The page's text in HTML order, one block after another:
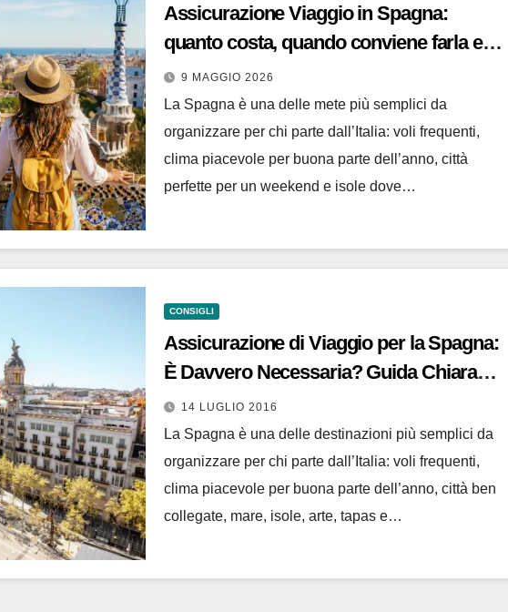
Assicurazione Viaggio in Spagna:
quanto costa, quando conviene farla e
come risparmiare prima di partire
9 MAGGIO 2026
La Spagna è una delle mete più semplici da
organizzare per chi parte dall’Italia: voli frequenti,
clima piacevole per buona parte dell’anno, città
perfette per un weekend e isole dove…
CONSIGLI
Assicurazione di Viaggio per la Spagna:
È Davvero Necessaria? Guida Chiara
per Partire Sereni
14 LUGLIO 2016
La Spagna è una delle destinazioni più semplici da
organizzare per chi parte dall’Italia: voli frequenti,
clima piacevole per buona parte dell’anno, città ben
collegate, mare, isole, arte, tapas e…